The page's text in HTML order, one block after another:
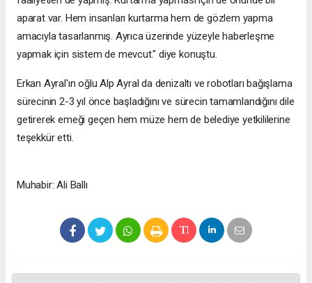
aparat var. Hem insanları kurtarma hem de gözlem yapma
amacıyla tasarlanmış. Ayrıca üzerinde yüzeyle haberleşme
yapmak için sistem de mevcut." diye konuştu.
Erkan Ayral'ın oğlu Alp Ayral da denizaltı ve robotları bağışlama
sürecinin 2-3 yıl önce başladığını ve sürecin tamamlandığını dile
getirerek emeği geçen hem müze hem de belediye yetkililerine
teşekkür etti.
Muhabir: Ali Ballı